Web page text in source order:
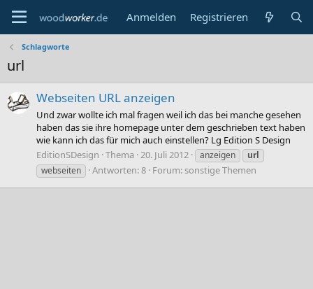
Anmelden Registrieren
Schlagworte
url
Webseiten URL anzeigen
Und zwar wollte ich mal fragen weil ich das bei manche gesehen
haben das sie ihre homepage unter dem geschrieben text haben
wie kann ich das für mich auch einstellen? Lg Edition S Design
EditionSDesign Thema 20. Juli 2012 anzeigen
url
webseiten
Antworten: 8 Forum:sonstige Themen